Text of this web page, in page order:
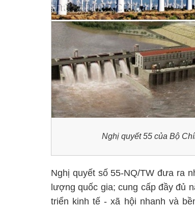
Nghị quyết 55 của Bộ
Nghị quyết số 55-NQ/TW đưa ra
lượng quốc gia; cung cấp đầy đủ
triển kinh tế - xã hội nhanh và